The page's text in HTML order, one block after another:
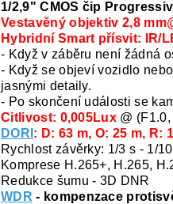
1/2,9" CMOS čip
Vestavěný objektiv 2,8
Hybridní Smart přísvit: IR/
- Když v záběru není žádná
- Když se objeví vozidlo
jasnými detaily.
- Po skončení události se
Citlivost: 0,005Lux @
DORI : D: 63 m, O: 25 m, R:
Rychlost závěrky: 1/3 s - 1/
Komprese H.265+, H.265,
Redukce šumu - 3D DNR
WDR - kompenzace